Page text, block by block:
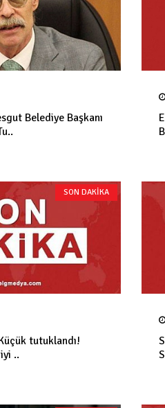
Belediye Başkanı
SON DAKİKA
tutuklandı!
..